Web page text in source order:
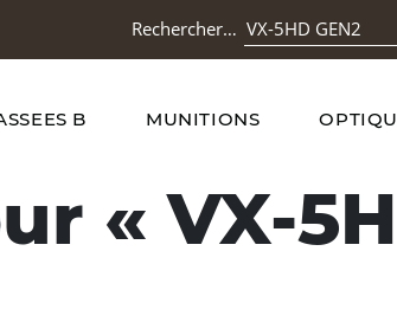
Rechercher…
B MUNITIONS
«VX-